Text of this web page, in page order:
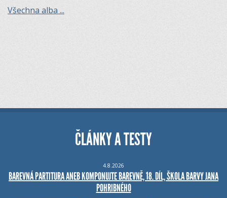
Všechna alba ...
ČLÁNKY A TESTY
4.8.2026
BAREVNÁ PARTITURA ANEB KOMPONUJTE BAREVNĚ, 18. DÍL, ŠKOLA BARVY JANA
POHRIBNÉHO